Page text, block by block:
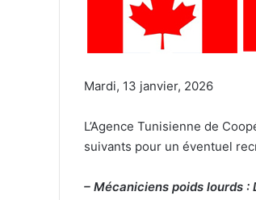
Mardi, 13 janvier, 2026
L’Agence Tunisienne de
suivants pour un éventuel
– Mécaniciens poids lourds :